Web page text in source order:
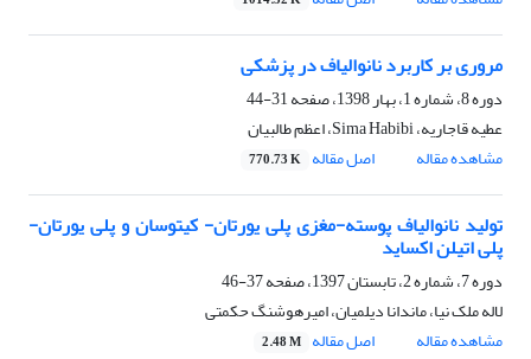
مروری بر کاربرد نانوالیاف در پزشکی
دوره 8، شماره 1، بهار 1398، صفحه
31-44
عطیه قاجاریه، Sima Habibi، اعظم طالبیان
مشاهده مقاله
اصل مقاله 770.73 K
تولید نانوالیاف پوسته-مغزی پلی یورتان- کیتوسان و پلی یورتان-
پلی اتیلن اکساید
دوره 7، شماره 2، تابستان 1397، صفحه
37-46
لاله ملک نیا، ماندانا دیلمیان، امیرهوشنگ حکمتی
مشاهده مقاله
اصل مقاله 2.48 M